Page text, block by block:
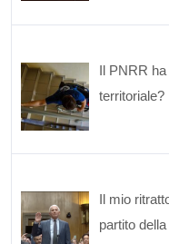
Il PNRR
territoriale?
Il mio
partito